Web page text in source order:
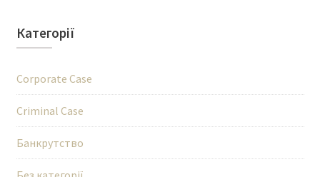
Категорії
Corporate Case
Criminal Case
Банкрутство